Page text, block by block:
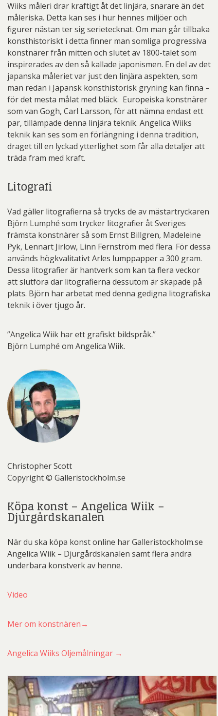
Wiiks måleri drar kraftigt åt det linjära, snarare än det
måleriska. Detta kan ses i hur hennes miljöer och
figurer nästan ter sig serietecknat. Om man går tillbaka
konsthistoriskt i detta finner man somliga progressiva
konstnärer från mitten och slutet av 1800-talet som
inspirerades av den så kallade japonismen. En del av det
japanska måleriet var just den linjära aspekten, som
man redan i Japansk konsthistorisk gryning kan finna –
för det mesta målat med bläck. Europeiska konstnärer
som van Gogh, Carl Larsson, för att nämna endast ett
par, tillämpade denna linjära teknik. Angelica Wiiks
teknik kan ses som en förlängning i denna tradition,
draget till en lyckad ytterlighet som får alla detaljer att
träda fram med kraft.
Litografi
Vad gäller litografierna så trycks de av mästartryckaren
Björn Lumphé som trycker litografier åt Sveriges
främsta konstnärer så som Ernst Billgren, Madeleine
Pyk, Lennart Jirlow, Linn Fernström med flera. För dessa
används högkvalitativt Arles lumppapper a 300 gram.
Dessa litografier är hantverk som kan ta flera veckor
att slutföra där litografierna dessutom är skapade på
plats. Björn har arbetat med denna gedigna litografiska
teknik i över tjugo år.
”Angelica Wiik har ett grafiskt bildspråk.”
Björn Lumphé om Angelica Wiik.
Christopher Scott
Copyright © Galleristockholm.se
Köpa konst – Angelica Wiik –
Djurgårdskanalen
När du ska köpa konst online har Galleristockholm.se
Angelica Wiik – Djurgårdskanalen samt flera andra
underbara konstverk av henne.
Video
Mer om konstnären→
Angelica Wiiks Oljemålningar →